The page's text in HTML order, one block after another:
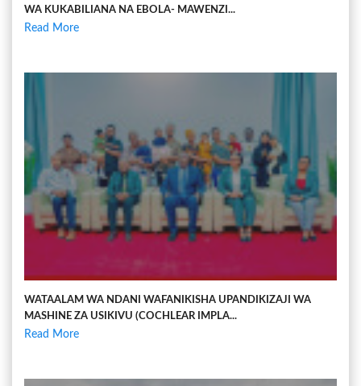
WA KUKABILIANA NA EBOLA- MAWENZI...
Read More
WATAALAM WA NDANI WAFANIKISHA UPANDIKIZAJI WA
MASHINE ZA USIKIVU (COCHLEAR IMPLA...
Read More